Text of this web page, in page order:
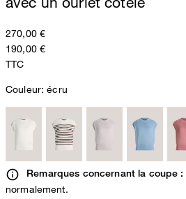
270,00 €
190,00 €
TTC
Couleur:écru
Remarques concernant la coupe :
normalement.